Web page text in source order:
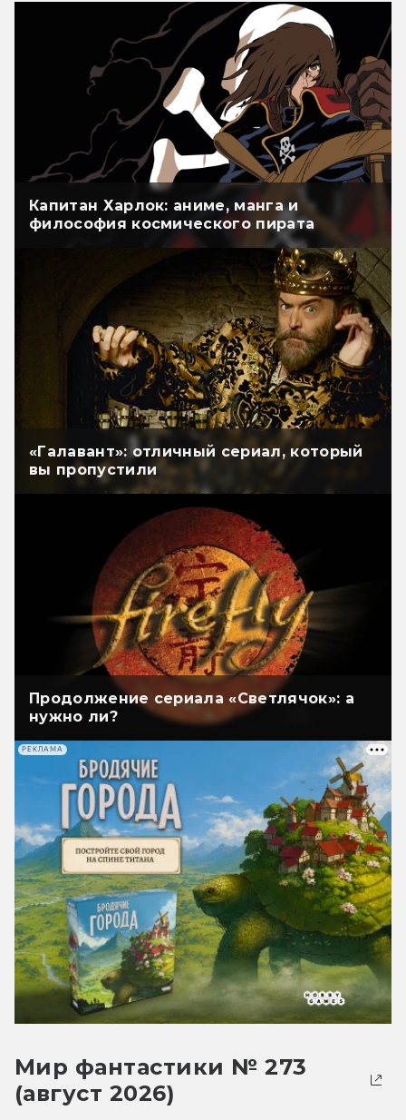
Капитан Харлок: аниме, манга и
философия космического пирата
«Галавант»: отличный сериал, который
вы пропустили
Продолжение сериала «Светлячок»: а
нужно ли?
РЕКЛАМА
Мир фантастики № 273
(август 2026)